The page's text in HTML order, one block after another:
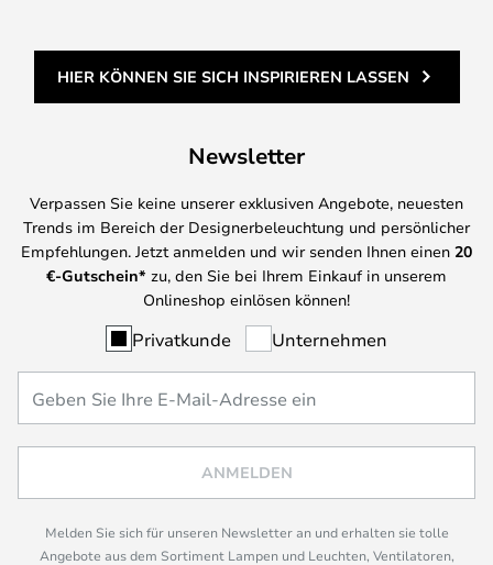
HIER KÖNNEN SIE SICH INSPIRIEREN LASSEN
Newsletter
Verpassen Sie keine unserer exklusiven Angebote, neuesten
Trends im Bereich der Designerbeleuchtung und persönlicher
Empfehlungen. Jetzt anmelden und wir senden Ihnen einen 20
€-Gutschein* zu, den Sie bei Ihrem Einkauf in unserem
Onlineshop einlösen können!
Privatkunde Unternehmen
ANMELDEN
Melden Sie sich für unseren Newsletter an und erhalten sie tolle
Angebote aus dem Sortiment Lampen und Leuchten, Ventilatoren,